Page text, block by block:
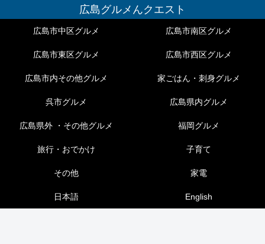
広島グルメんクエスト
広島市中区グルメ 広島市南区グルメ
広島市東区グルメ 広島市西区グルメ
広島市内その他グルメ 家ごはん・刺身グルメ
呉市グルメ 広島県内グルメ
広島県外 ・その他グルメ 福岡グルメ
旅行・おでかけ 子育て
その他 家電
日本語 English